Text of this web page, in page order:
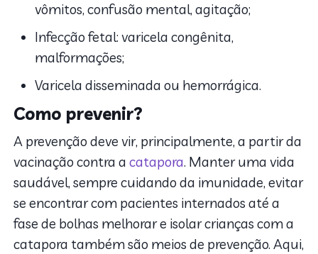
vômitos, confusão mental, agitação;
Infecção fetal: varicela congênita,
malformações;
Varicela disseminada ou hemorrágica.
Como prevenir?
A prevenção deve vir, principalmente, a partir da
vacinação contra acatapora. Manter uma vida
saudável, sempre cuidando da imunidade, evitar
se encontrar com pacientes internados até a
fase de bolhas melhorar e isolar crianças com a
catapora também são meios de prevenção. Aqui,